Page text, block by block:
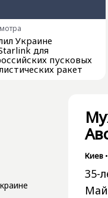
Украине
для
пусковых
ракет
Киев •
35-